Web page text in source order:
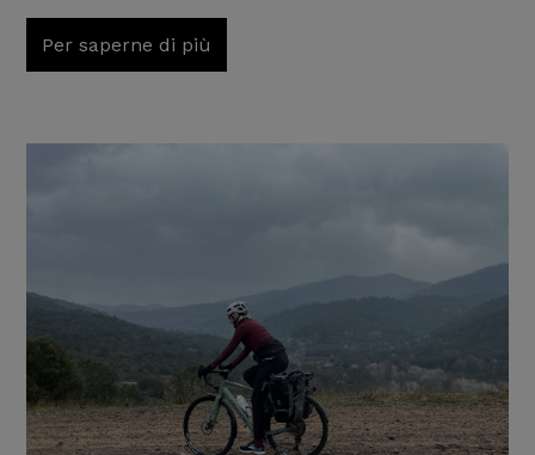
Per saperne di più